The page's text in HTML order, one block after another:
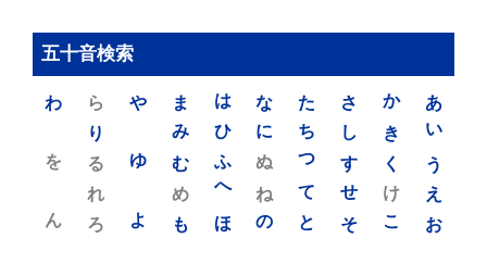
五十音検索
あ
い
う
え
お
か
き
く
け
こ
さ
し
す
せ
そ
た
ち
つ
て
と
な
に
ぬ
ね
の
は
ひ
ふ
へ
ほ
ま
み
む
め
も
や
ゆ
よ
ら
り
る
れ
ろ
わ
を
ん